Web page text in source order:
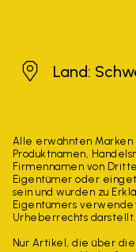
Schweiz
Land:
Alle erwähnten Marken
Produktnamen,
Firmennamen von
Eigentümer oder
sein und wurden zu
Eigentümers
Urheberrechts darstellt.
Nur Artikel, die über